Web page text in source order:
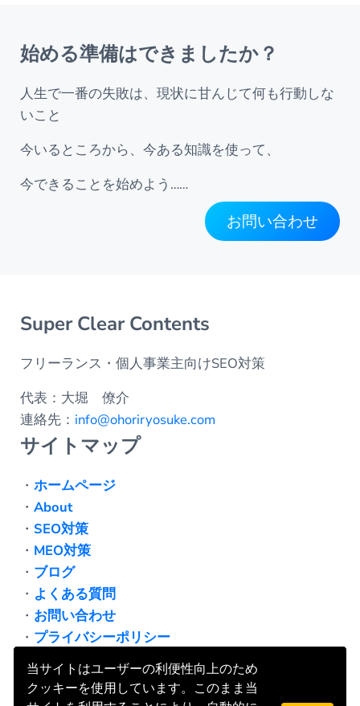
当サイトはユーザーの利便性向上のため
クッキーを使用しています。このまま当
始める準備はできましたか？
人生で一番の失敗は、現状に甘んじて何も行動しな
いこと
今いるところから、今ある知識を使って、
今できることを始めよう……
お問い合わせ
Super Clear Contents
フリーランス・個人事業主向けSEO対策
代表：大堀 僚介
連絡先： info@ohoriryosuke.com
サイトマップ
・ ホームページ
・ About
・ SEO対策
・ MEO対策
・ ブログ
・ よくある質問
・ お問い合わせ
・ プライバシーポリシー